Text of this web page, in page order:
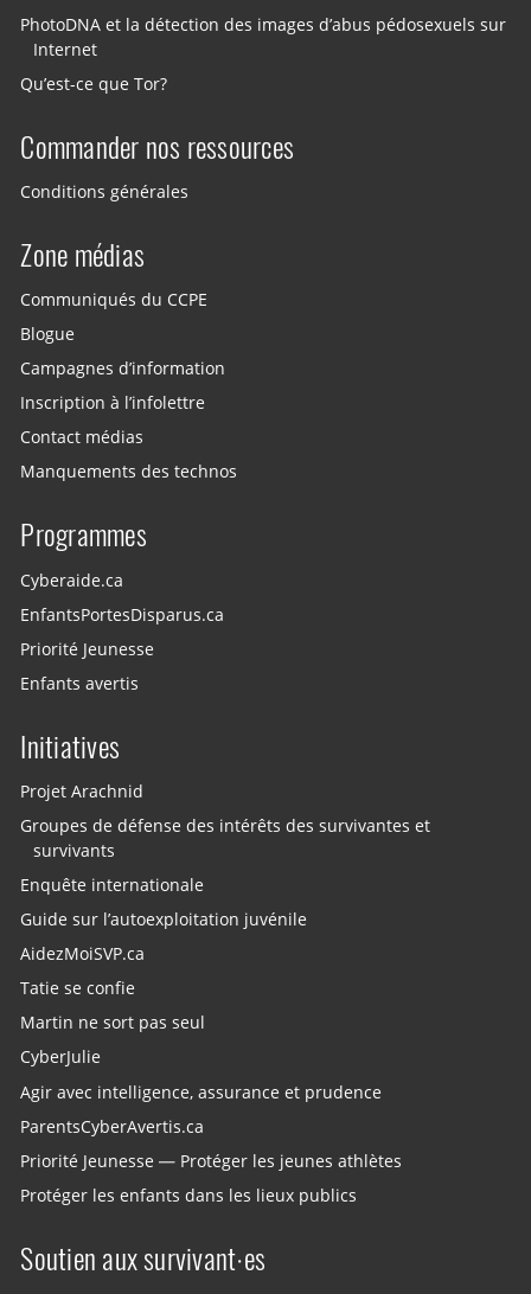
PhotoDNA et la détection des images d’abus pédosexuels sur
Internet
Qu’est-ce que Tor?
Commander nos ressources
Conditions générales
Zone médias
Communiqués du CCPE
Blogue
Campagnes d’information
Inscription à l’infolettre
Contact médias
Manquements des technos
Programmes
Cyberaide.ca
EnfantsPortesDisparus.ca
Priorité Jeunesse
Enfants avertis
Initiatives
Projet Arachnid
Groupes de défense des intérêts des survivantes et
survivants
Enquête internationale
Guide sur l’autoexploitation juvénile
AidezMoiSVP.ca
Tatie se confie
Martin ne sort pas seul
CyberJulie
Agir avec intelligence, assurance et prudence
ParentsCyberAvertis.ca
Priorité Jeunesse — Protéger les jeunes athlètes
Protéger les enfants dans les lieux publics
Soutien aux survivant·es